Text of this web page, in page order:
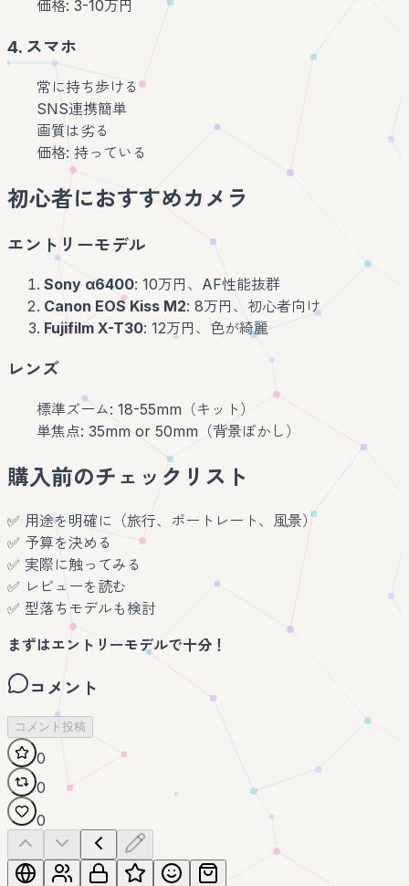
価格: 3-10万円
4. スマホ
常に持ち歩ける
SNS連携簡単
画質は劣る
価格: 持っている
初心者におすすめカメラ
エントリーモデル
Sony α6400: 10万円、AF性能抜群
Canon EOS Kiss M2: 8万円、初心者向け
Fujifilm X-T30: 12万円、色が綺麗
レンズ
標準ズーム: 18-55mm（キット）
単焦点: 35mm or 50mm（背景ぼかし）
購入前のチェックリスト
✅ 用途を明確に（旅行、ポートレート、風景）
✅ 予算を決める
✅ 実際に触ってみる
✅ レビューを読む
✅ 型落ちモデルも検討
まずはエントリーモデルで十分！
コメント
コメント投稿
0
0
0